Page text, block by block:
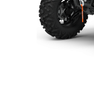
Outlet
Kontakta oss